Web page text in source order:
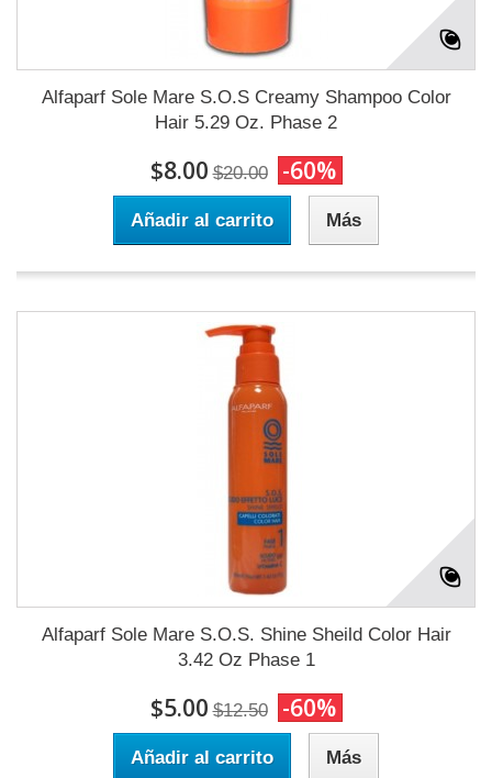
Alfaparf Sole Mare S.O.S Creamy Shampoo Color
Hair 5.29 Oz. Phase 2
$8.00 $20.00 -60%
Añadir al carrito Más
Alfaparf Sole Mare S.O.S. Shine Sheild Color Hair
3.42 Oz Phase 1
$5.00 $12.50 -60%
Añadir al carrito Más